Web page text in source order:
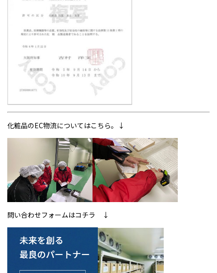
化粧品のEC物流についてはこちら。↓
問い合わせフォームはコチラ ↓